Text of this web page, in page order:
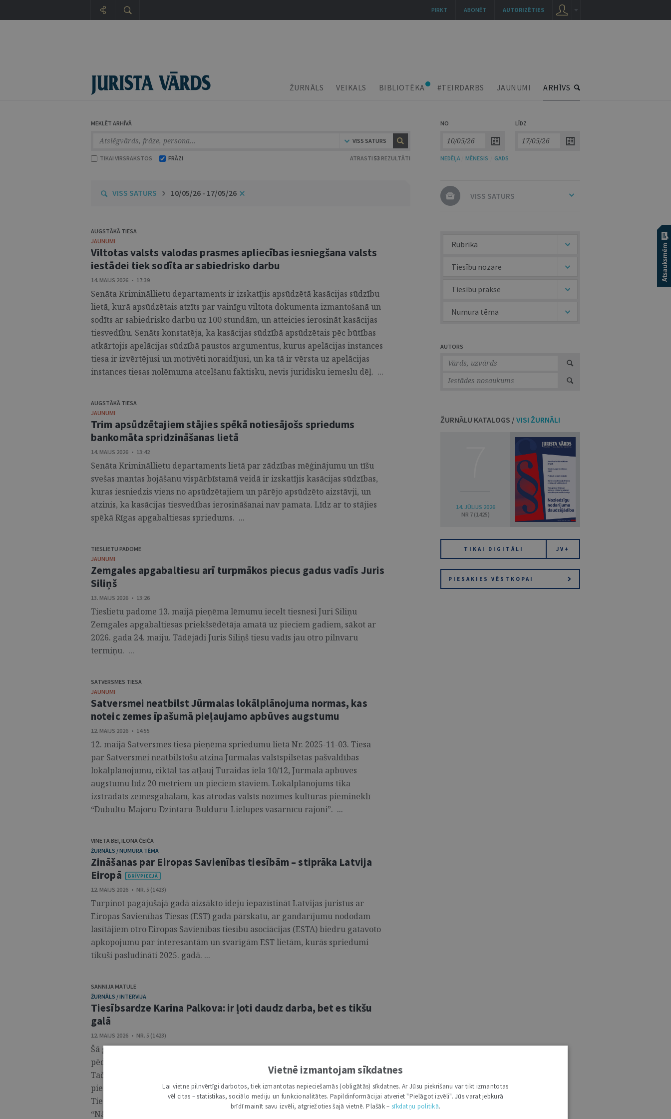
ŽURNĀLS VEIKALS BIBLIOTĒKA #TEIRDARBS JAUNUMI ARHĪVS
MEKLĒT ARHĪVĀ
VISS SATURS
TIKAI VIRSRAKSTOS FRĀZI ATRASTI 53 REZULTĀTI
NO LĪDZ
NEDĒĻA MĒNESIS GADS
VISS SATURS 10/05/26 - 17/05/26
AUGSTĀKĀ TIESA
JAUNUMI
Viltotas valsts valodas prasmes apliecības iesniegšana valsts
iestādei tiek sodīta ar sabiedrisko darbu
14. MAIJS 2026 • 17:39
Senāta Krimināllietu departaments ir izskatījis apsūdzētā kasācijas sūdzību
lietā, kurā apsūdzētais atzīts par vainīgu viltota dokumenta izmantošanā un
sodīts ar sabiedrisko darbu uz 100 stundām, un atteicies ierosināt kasācijas
tiesvedību. Senāts konstatēja, ka kasācijas sūdzībā apsūdzētais pēc būtības
atkārtojis apelācijas sūdzībā paustos argumentus, kurus apelācijas instances
tiesa ir izvērtējusi un motivēti noraidījusi, un ka tā ir vērsta uz apelācijas
instances tiesas nolēmuma atcelšanu faktisku, nevis juridisku iemeslu dēļ. ...
AUGSTĀKĀ TIESA
JAUNUMI
Trim apsūdzētajiem stājies spēkā notiesājošs spriedums
bankomāta spridzināšanas lietā
14. MAIJS 2026 • 13:42
Senāta Krimināllietu departaments lietā par zādzības mēģinājumu un tīšu
svešas mantas bojāšanu vispārbīstamā veidā ir izskatījis kasācijas sūdzības,
kuras iesniedzis viens no apsūdzētajiem un pārējo apsūdzēto aizstāvji, un
atzinis, ka kasācijas tiesvedības ierosināšanai nav pamata. Līdz ar to stājies
spēkā Rīgas apgabaltiesas spriedums. ...
TIESLIETU PADOME
JAUNUMI
Zemgales apgabaltiesu arī turpmākos piecus gadus vadīs Juris
Siliņš
13. MAIJS 2026 • 13:26
Tieslietu padome 13. maijā pieņēma lēmumu iecelt tiesnesi Juri Siliņu
Zemgales apgabaltiesas priekšsēdētāja amatā uz pieciem gadiem, sākot ar
2026. gada 24. maiju. Tādējādi Juris Siliņš tiesu vadīs jau otro pilnvaru
termiņu. ...
SATVERSMES TIESA
JAUNUMI
Satversmei neatbilst Jūrmalas lokālplānojuma normas, kas
noteic zemes īpašumā pieļaujamo apbūves augstumu
12. MAIJS 2026 • 14:55
12. maijā Satversmes tiesa pieņēma spriedumu lietā Nr. 2025-11-03. Tiesa
par Satversmei neatbilstošu atzina Jūrmalas valstspilsētas pašvaldības
lokālplānojumu, ciktāl tas atļauj Turaidas ielā 10/12, Jūrmalā apbūves
augstumu līdz 20 metriem un pieciem stāviem. Lokālplānojums tika
izstrādāts zemesgabalam, kas atrodas valsts nozīmes kultūras piemineklī
“Dubultu-Majoru-Dzintaru-Bulduru-Lielupes vasarnīcu rajoni”. ...
VINETA BEI,ILONA ČEIČA
ŽURNĀLS / NUMURA TĒMA
Zināšanas par Eiropas Savienības tiesībām – stiprāka Latvija
Eiropā
12. MAIJS 2026 • NR. 5 (1423)
Turpinot pagājušajā gadā aizsākto ideju iepazīstināt Latvijas juristus ar
Eiropas Savienības Tiesas (EST) gada pārskatu, ar gandarījumu nododam
lasītājiem otro Eiropas Savienības tiesību asociācijas (ESTA) biedru gatavoto
apkopojumu par interesantām un svarīgām EST lietām, kurās spriedumi
tikuši pasludināti 2025. gadā. ...
SANNIJA MATULE
ŽURNĀLS / INTERVIJA
Tiesībsardze Karina Palkova: ir ļoti daudz darba, bet es tikšu
galā
12. MAIJS 2026 • NR. 5 (1423)
Šā gada pavasarī, noslēdzot trešo pilnvaru termiņu tiesībsarga amatā, savu
pēdējo ziņojumu Saeimai un Valsts prezidentam būtu sniedzis Juris Jansons.
Taču viņš amatu atstāja ātrāk, un kopš 2025. gada 18. septembra šie
pienākumi ir uzticēti Karinai Palkovai. Tādēļ šopavasar ziņojums par
Tiesībsarga biroja darbu aizvadītajā gadā nu jau ir viņas pārziņā.
“Nākamgad to veidošu pilnīgi citādu, taču šoreiz vēl daļēji paliku pie Jansona
VISS SATURS
Rubrika
Tiesību nozare
Tiesību prakse
Numura tēma
AUTORS
ŽURNĀLU KATALOGS / VISI ŽURNĀLI
14. JŪLIJS 2026
NR 7 (1425)
TIKAI DIGITĀLI JV+
PIESAKIES VĒSTKOPAI
AUTORIZĒTIES
ABONĒT
PIRKT
Vietnē izmantojam sīkdatnes
Lai vietne pilnvērtīgi darbotos, tiek izmantotas nepieciešamās (obligātās) sīkdatnes. Ar Jūsu piekrišanu var tikt izmantotas
vēl citas – statistikas, sociālo mediju un funkcionalitātes. Papildinformācijai atveriet "Pielāgot izvēli". Jūs varat jebkurā
brīdī mainīt savu izvēli, atgriežoties šajā vietnē. Plašāk – sīkdatņu politikā.